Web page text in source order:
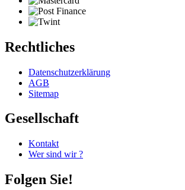
Rechtliches
Datenschutzerklärung
AGB
Sitemap
Gesellschaft
Kontakt
Wer sind wir ?
Folgen Sie!